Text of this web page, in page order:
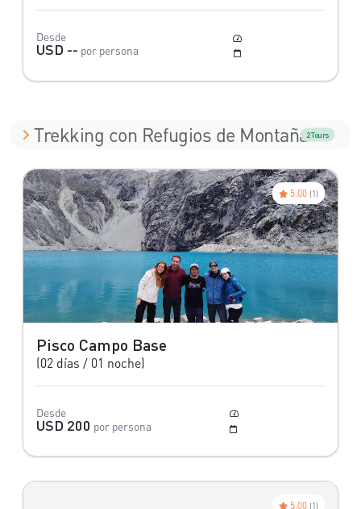
Desde
USD -- por persona
Trekking con Refugios de Montaña2 Tours
Pisco Campo Base
(02 días / 01 noche)
Desde
USD 200 por persona
5.00 (1)
5.00 (1)